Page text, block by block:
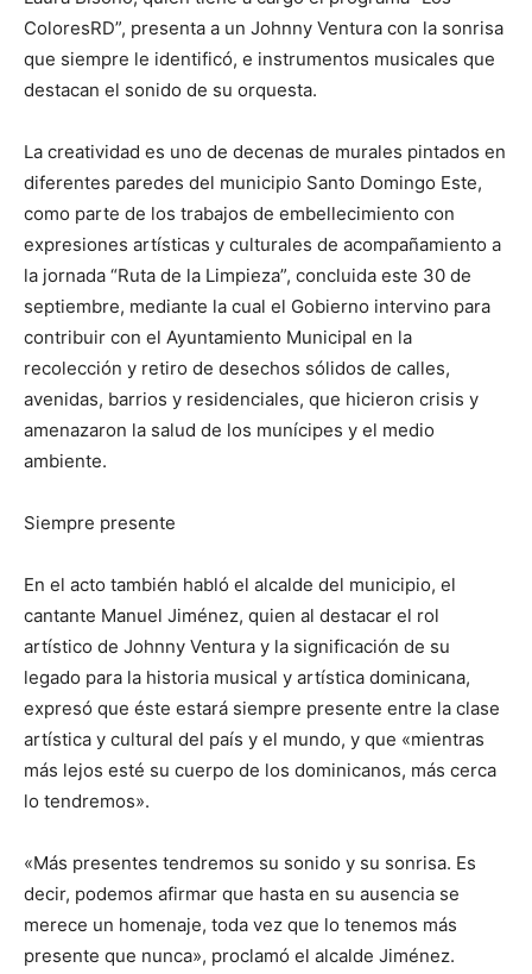
ColoresRD”, presenta a un Johnny Ventura con la sonrisa
que siempre le identificó, e instrumentos musicales que
destacan el sonido de su orquesta.
La creatividad es uno de decenas de murales pintados en
diferentes paredes del municipio Santo Domingo Este,
como parte de los trabajos de embellecimiento con
expresiones artísticas y culturales de acompañamiento a
la jornada “Ruta de la Limpieza”, concluida este 30 de
septiembre, mediante la cual el Gobierno intervino para
contribuir con el Ayuntamiento Municipal en la
recolección y retiro de desechos sólidos de calles,
avenidas, barrios y residenciales, que hicieron crisis y
amenazaron la salud de los munícipes y el medio
ambiente.
Siempre presente
En el acto también habló el alcalde del municipio, el
cantante Manuel Jiménez, quien al destacar el rol
artístico de Johnny Ventura y la significación de su
legado para la historia musical y artística dominicana,
expresó que éste estará siempre presente entre la clase
artística y cultural del país y el mundo, y que «mientras
más lejos esté su cuerpo de los dominicanos, más cerca
lo tendremos».
«Más presentes tendremos su sonido y su sonrisa. Es
decir, podemos afirmar que hasta en su ausencia se
merece un homenaje, toda vez que lo tenemos más
presente que nunca», proclamó el alcalde Jiménez.